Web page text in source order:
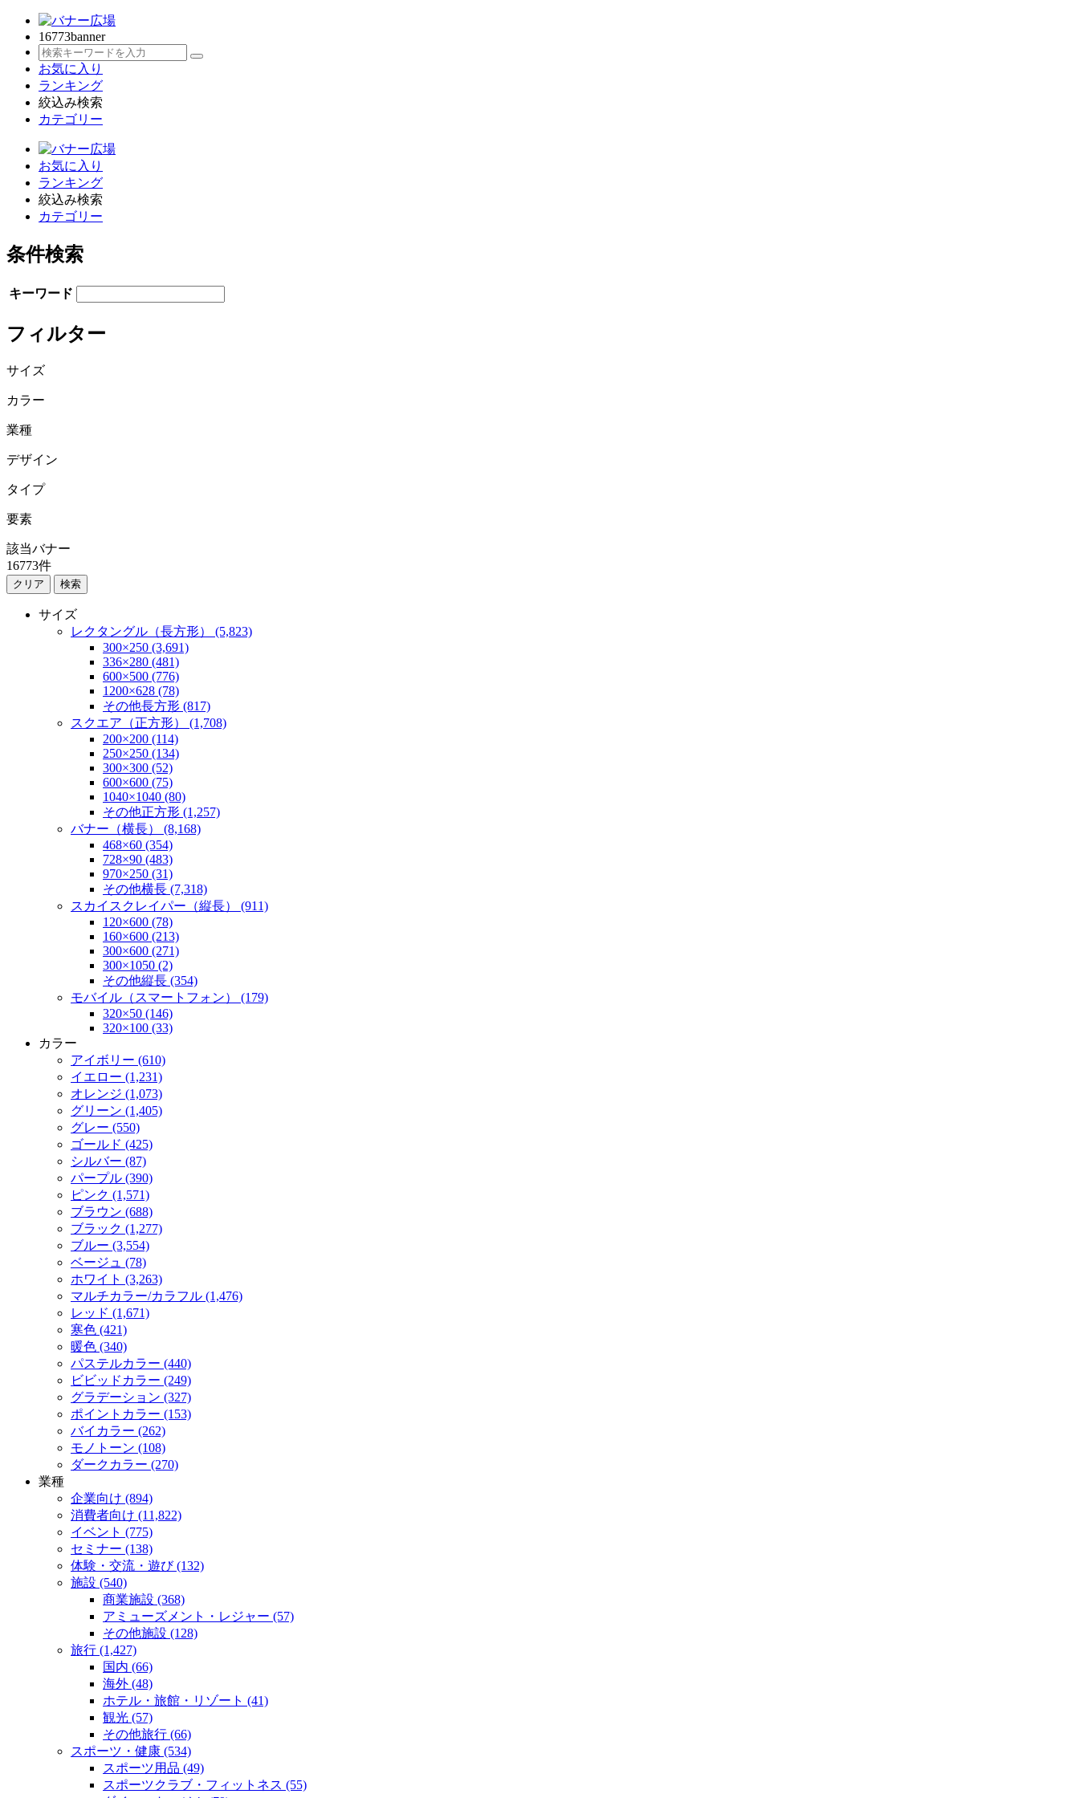
16773banner
お気に入り
ランキング
絞込み検索
カテゴリー
お気に入り
ランキング
絞込み検索
カテゴリー
条件検索
キーワード
フィルター
サイズ
カラー
業種
デザイン
タイプ
要素
該当バナー
16773件
検索
サイズ
レクタングル（長方形） (5,823)
300×250 (3,691)
336×280 (481)
600×500 (776)
1200×628 (78)
その他長方形 (817)
スクエア（正方形） (1,708)
200×200 (114)
250×250 (134)
300×300 (52)
600×600 (75)
1040×1040 (80)
その他正方形 (1,257)
バナー（横長） (8,168)
468×60 (354)
728×90 (483)
970×250 (31)
その他横長 (7,318)
スカイスクレイパー（縦長） (911)
120×600 (78)
160×600 (213)
300×600 (271)
300×1050 (2)
その他縦長 (354)
モバイル（スマートフォン） (179)
320×50 (146)
320×100 (33)
カラー
アイボリー (610)
イエロー (1,231)
オレンジ (1,073)
グリーン (1,405)
グレー (550)
ゴールド (425)
シルバー (87)
パープル (390)
ピンク (1,571)
ブラウン (688)
ブラック (1,277)
ブルー (3,554)
ベージュ (78)
ホワイト (3,263)
マルチカラー/カラフル (1,476)
レッド (1,671)
寒色 (421)
暖色 (340)
パステルカラー (440)
ビビッドカラー (249)
グラデーション (327)
ポイントカラー (153)
バイカラー (262)
モノトーン (108)
ダークカラー (270)
業種
企業向け (894)
消費者向け (11,822)
イベント (775)
セミナー (138)
体験・交流・遊び (132)
施設 (540)
商業施設 (368)
アミューズメント・レジャー (57)
その他施設 (128)
旅行 (1,427)
国内 (66)
海外 (48)
ホテル・旅館・リゾート (41)
観光 (57)
その他旅行 (66)
スポーツ・健康 (534)
スポーツ用品 (49)
スポーツクラブ・フィットネス (55)